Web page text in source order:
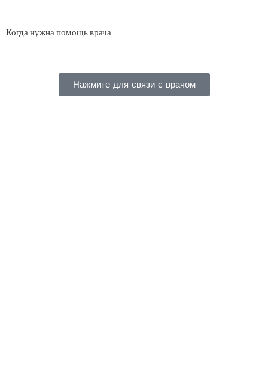
Когда нужна помощь врача
Нажмите для связи с врачом